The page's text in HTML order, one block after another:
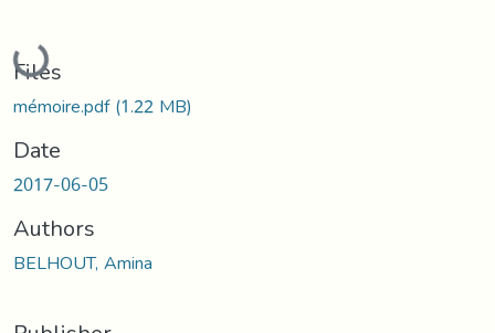
Loading...
Files
mémoire.pdf(1.22 MB)
Date
2017-06-05
Authors
BELHOUT, Amina